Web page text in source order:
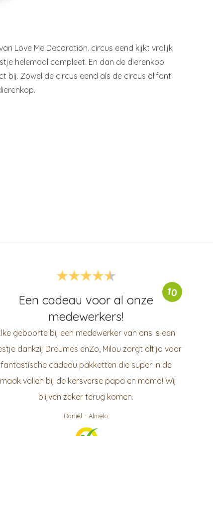
Love Me Decoration. circus eend kijkt vrolijk
helemaal compleet. En dan de dierenkop
bij. Zowel de circus eend als de circus olifant
10
Een cadeau voor al onze
medewerkers!
geboorte bij een medewerker van ons is een
dankzij Dreumes enZo, Milou zorgt altijd voor
fantastische cadeau pakketten die super in de
vallen bij de kersverse papa en mama! Wij
blijven zeker terug komen.
Daniel - Almelo